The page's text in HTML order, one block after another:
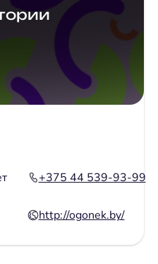
+375 44 539-93-99
http://ogonek.by/